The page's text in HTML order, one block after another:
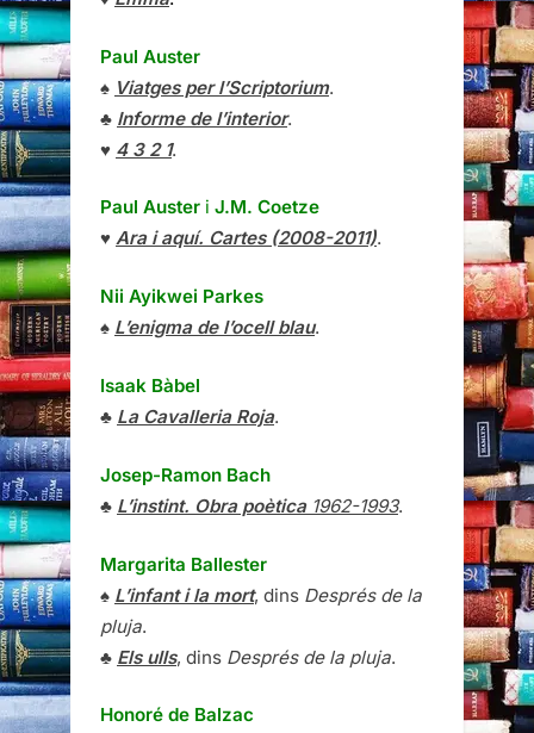
Paul Auster
♠ Viatges per l’Scriptorium.
♣ Informe de l’interior.
♥ 4 3 2 1.
Paul Auster i J.M. Coetze
♥ Ara i aquí. Cartes (2008-2011).
Nii Ayikwei Parkes
♠ L’enigma de l’ocell blau.
Isaak Bàbel
♣ La Cavalleria Roja.
Josep-Ramon Bach
♣ L’instint. Obra poètica1962-1993.
Margarita Ballester
♠ L’infant i la mort, dins Després de la
pluja.
♣ Els ulls, dins Després de la pluja.
Honoré de Balzac